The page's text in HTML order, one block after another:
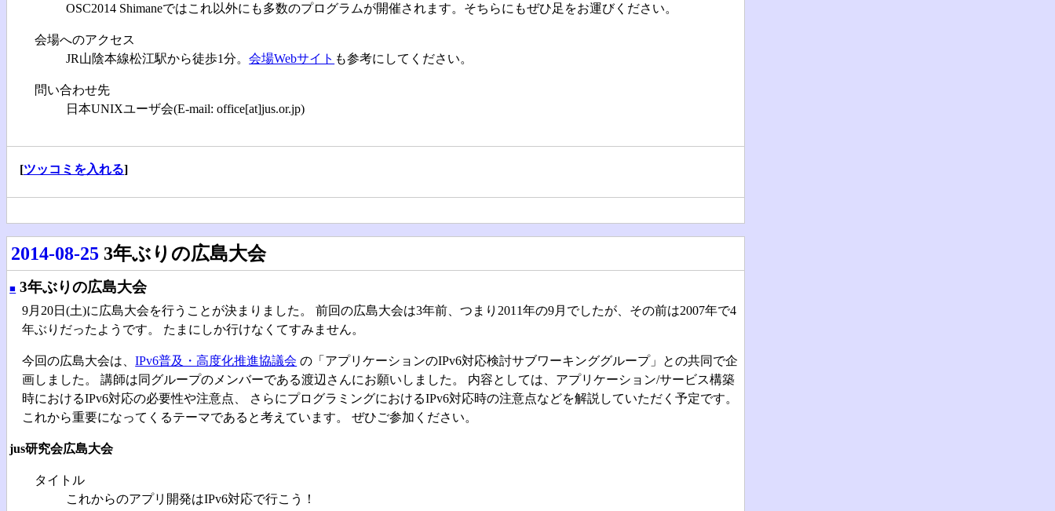
OSC2014 Shimaneではこれ以外にも多数のプログラムが開催されます。そちらにもぜひ足をお運びください。
会場へのアクセス
JR山陰本線松江駅から徒歩1分。会場Webサイト も参考にしてください。
問い合わせ先
日本UNIXユーザ会(E-mail: office[at]jus.or.jp)
[ツッコミを入れる]
2014-08-25 3年ぶりの広島大会
■ 3年ぶりの広島大会
9月20日(土)に広島大会を行うことが決まりました。 前回の広島大会は3年前、つまり2011年の9月でしたが、その前は2007年で4
年ぶりだったようです。 たまにしか行けなくてすみません。
今回の広島大会は、IPv6普及・高度化推進協議会 の「アプリケーションのIPv6対応検討サブワーキンググループ」との共同で企
画しました。 講師は同グループのメンバーである渡辺さんにお願いしました。 内容としては、アプリケーション/サービス構築
時におけるIPv6対応の必要性や注意点、 さらにプログラミングにおけるIPv6対応時の注意点などを解説していただく予定です。
これから重要になってくるテーマであると考えています。 ぜひご参加ください。
jus研究会広島大会
タイトル
これからのアプリ開発はIPv6対応で行こう！